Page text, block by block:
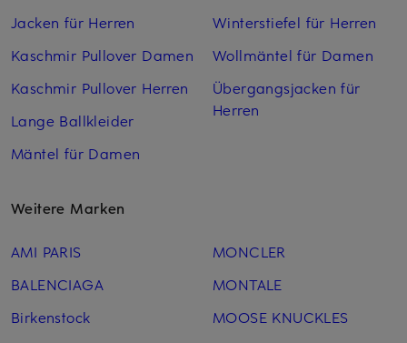
Jacken für Herren
Kaschmir Pullover Damen
Kaschmir Pullover Herren
Lange Ballkleider
Mäntel für Damen
Winterstiefel für Herren
Wollmäntel für Damen
Übergangsjacken für
Herren
Weitere Marken
AMI PARIS
BALENCIAGA
Birkenstock
MONCLER
MONTALE
MOOSE KNUCKLES